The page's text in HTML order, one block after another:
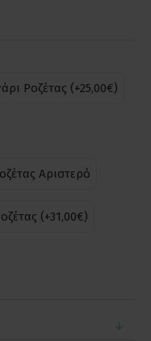
Ροζέτας (+25,00€)
Αριστερό
(+31,00€)